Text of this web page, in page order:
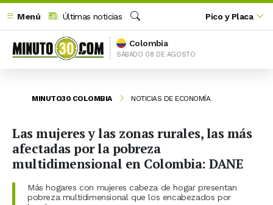
Menú
Últimas noticias
Buscar
Pico y Placa
Colombia
SÁBADO 08 DE AGOSTO
MINUTO30 COLOMBIA NOTICIAS DE ECONOMÍA
Las mujeres y las zonas rurales, las más
afectadas por la pobreza
multidimensional en Colombia: DANE
Más hogares con mujeres cabeza de hogar presentan
pobreza multidimensional que los encabezados por